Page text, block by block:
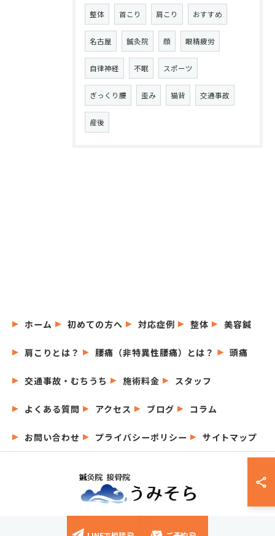
整体 首こり 肩こり おすすめ
名古屋 鍼灸院 顔 眼精疲労
自律神経 不眠 スポーツ
ぎっくり腰 歪み 猫背 交通事故
産後
ホーム 初めての方へ 対応症例 整体 美容鍼
肩こりとは？ 腰痛（非特異性腰痛）とは？ 頭痛
交通事故・むちうち 施術料金 スタッフ
よくある質問 アクセス ブログ コラム
お問い合わせ プライバシーポリシー サイトマップ
© 2026 愛知県名古屋市の鍼灸院なら鍼灸院接骨院うみそら ALL RIGHTS